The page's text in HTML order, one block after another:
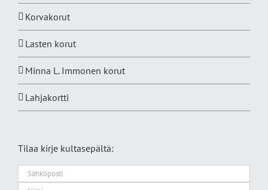
Korvakorut
Lasten korut
Minna L. Immonen korut
Lahjakortti
Tilaa kirje kultasepältä: